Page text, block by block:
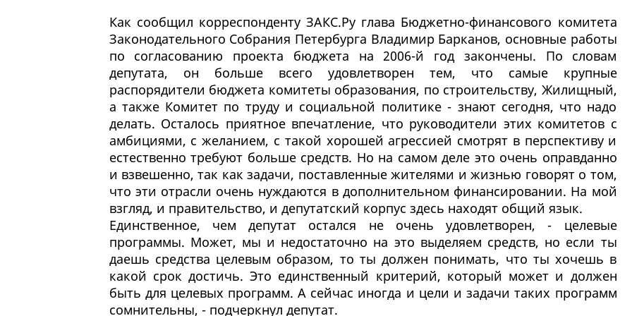
Как сообщил корреспонденту ЗАКС.Ру глава Бюджетно-финансового комитета
Законодательного Собрания Петербурга Владимир Барканов, основные работы
по согласованию проекта бюджета на 2006-й год закончены. По словам
депутата, он больше всего удовлетворен тем, что самые крупные
распорядители бюджета комитеты образования, по строительству, Жилищный,
а также Комитет по труду и социальной политике - знают сегодня, что надо
делать. Осталось приятное впечатление, что руководители этих комитетов с
амбициями, с желанием, с такой хорошей агрессией смотрят в перспективу и
естественно требуют больше средств. Но на самом деле это очень оправданно
и взвешенно, так как задачи, поставленные жителями и жизнью говорят о том,
что эти отрасли очень нуждаются в дополнительном финансировании. На мой
взгляд, и правительство, и депутатский корпус здесь находят общий язык.
Единственное, чем депутат остался не очень удовлетворен, - целевые
программы. Может, мы и недостаточно на это выделяем средств, но если ты
даешь средства целевым образом, то ты должен понимать, что ты хочешь в
какой срок достичь. Это единственный критерий, который может и должен
быть для целевых программ. А сейчас иногда и цели и задачи таких программ
сомнительны, - подчеркнул депутат.